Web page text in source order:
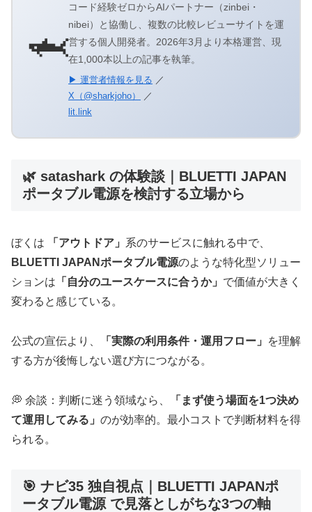
🦈
コード経験ゼロからAIパートナー（zinbei・
nibei）と協働し、複数の比較レビューサイトを運
営する個人開発者。2026年3月より本格運営、現
在1,000本以上の記事を執筆。
▶ 運営者情報を見る ／
X（@sharkjoho）
／
lit.link
🌿 satashark の体験談｜BLUETTI JAPAN
ポータブル電源を検討する立場から
ぼくは 「アウトドア」 系のサービスに触れる中で、
BLUETTI JAPANポータブル電源のような特化型ソリュー
ションは 「自分のユースケースに合うか」 で価値が大きく
変わると感じている。
公式の宣伝より、 「実際の利用条件・運用フロー」
を理解
する方が後悔しない選び方につながる。
💭 余談：判断に迷う領域なら、
「まず使う場面を1つ決め
て運用してみる」 のが効率的。最小コストで判断材料を得
られる。
🎯 ナビ35 独自視点｜BLUETTI JAPANポ
ータブル電源 で見落としがちな3つの軸